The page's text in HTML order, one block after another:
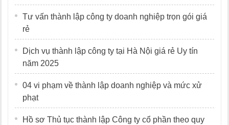
Tư vấn thành lập công ty doanh nghiệp trọn gói giá
rẻ
Dịch vụ thành lập công ty tại Hà Nội giá rẻ Uy tín
năm 2025
04 vi phạm về thành lập doanh nghiệp và mức xử
phạt
Hồ sơ Thủ tục thành lập Công ty cổ phần theo quy